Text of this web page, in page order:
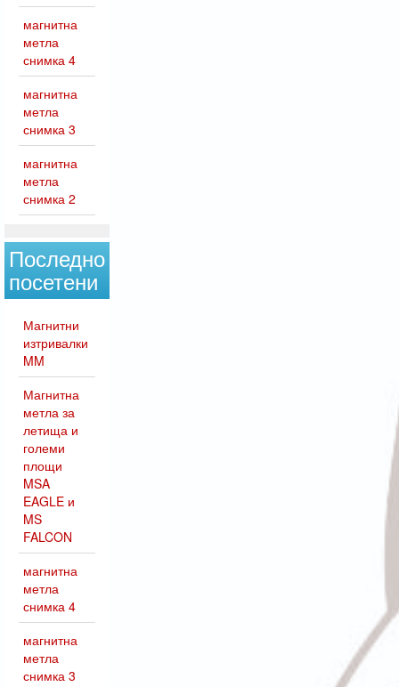
магнитна
метла
снимка 4
магнитна
метла
снимка 3
магнитна
метла
снимка 2
Последно
посетени
Магнитни
изтривалки
MM
Магнитна
метла за
летища и
големи
площи
MSA
EAGLE и
MS
FALCON
магнитна
метла
снимка 4
магнитна
метла
снимка 3